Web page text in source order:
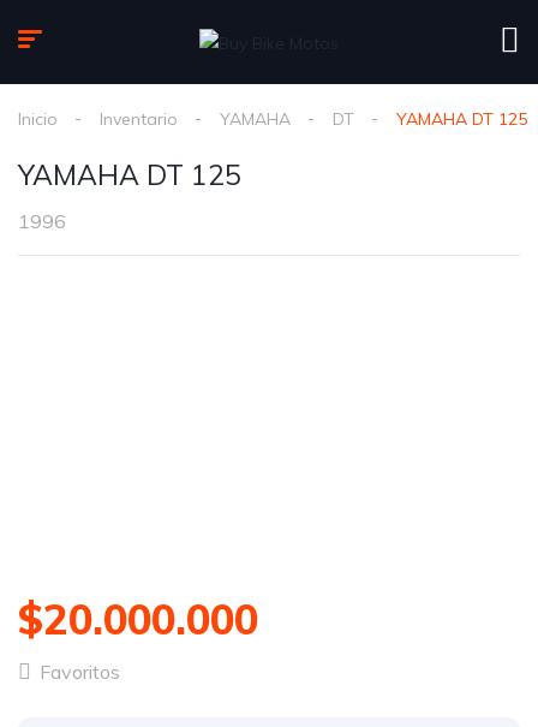
Inicio Inventario YAMAHA DT YAMAHA DT 125
YAMAHA DT 125
1996
$20.000.000
Favoritos